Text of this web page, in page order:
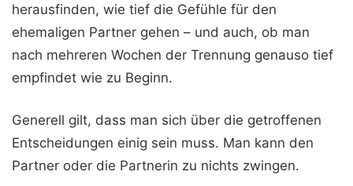
herausfinden, wie tief die Gefühle für den
ehemaligen Partner gehen – und auch, ob man
nach mehreren Wochen der Trennung genauso tief
empfindet wie zu Beginn.
Generell gilt, dass man sich über die getroffenen
Entscheidungen einig sein muss. Man kann den
Partner oder die Partnerin zu nichts zwingen.